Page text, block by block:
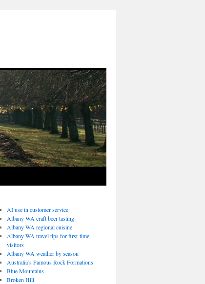
AI use in customer service
Albany WA craft beer tasting
Albany WA regional cuisine
Albany WA travel tips for first-time
visitors
Albany WA weather by season
Australia’s Famous Rock Formations
Blue Mountains
Broken Hill